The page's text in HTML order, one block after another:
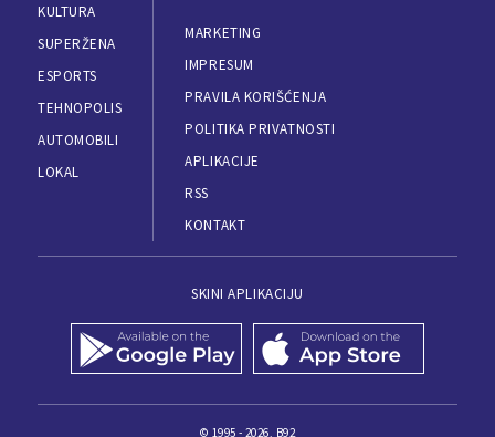
KULTURA
SUPERŽENA
ESPORTS
TEHNOPOLIS
AUTOMOBILI
LOKAL
MARKETING
IMPRESUM
PRAVILA KORIŠĆENJA
POLITIKA PRIVATNOSTI
APLIKACIJE
RSS
KONTAKT
SKINI APLIKACIJU
© 1995 - 2026, B92